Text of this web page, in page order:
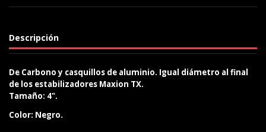
Descripción
De Carbono y casquillos de aluminio. Igual diámetro al final
de los estabilizadores Maxion TX.
Tamaño: 4".
Color: Negro.